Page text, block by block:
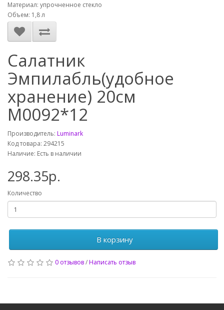
Материал: упрочненное стекло
Объем: 1,8 л
Салатник
Эмпилабль(удобное
хранение) 20см
M0092*12
Производитель: Luminark
Код товара: 294215
Наличие: Есть в наличии
298.35р.
Количество
В корзину
0 отзывов/Написать отзыв